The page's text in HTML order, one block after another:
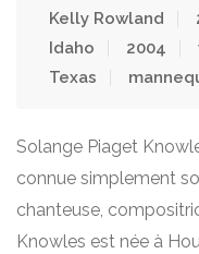
Kelly Rowland
Idaho
2004
Texas
Solange Piaget
connue simplement
chanteuse,
Knowles est née à